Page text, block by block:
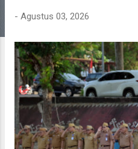
- Agustus 03, 2026